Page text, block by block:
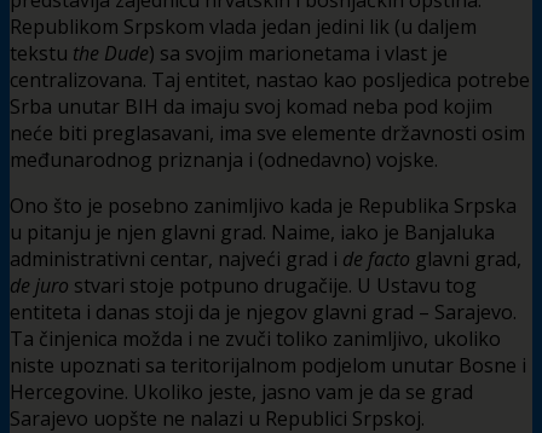
Republikom Srpskom vlada jedan jedini lik (u daljem
tekstu the Dude) sa svojim marionetama i vlast je
centralizovana. Taj entitet, nastao kao posljedica potrebe
Srba unutar BIH da imaju svoj komad neba pod kojim
neće biti preglasavani, ima sve elemente državnosti osim
međunarodnog priznanja i (odnedavno) vojske.
Ono što je posebno zanimljivo kada je Republika Srpska
u pitanju je njen glavni grad. Naime, iako je Banjaluka
administrativni centar, najveći grad i de facto glavni grad,
de juro stvari stoje potpuno drugačije. U Ustavu tog
entiteta i danas stoji da je njegov glavni grad – Sarajevo.
Ta činjenica možda i ne zvuči toliko zanimljivo, ukoliko
niste upoznati sa teritorijalnom podjelom unutar Bosne i
Hercegovine. Ukoliko jeste, jasno vam je da se grad
Sarajevo uopšte ne nalazi u Republici Srpskoj.